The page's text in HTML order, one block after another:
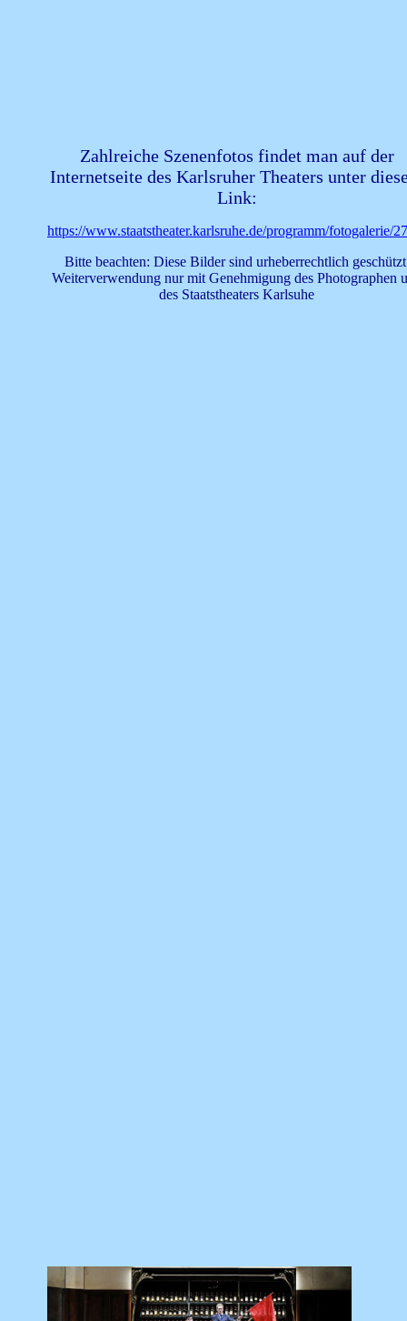
Zahlreiche Szenenfotos findet man auf der
Internetseite des Karlsruher Theaters unter
Link:
https://www.staatstheater.karlsruhe.de/programm/fotogalerie/
Bitte beachten: Diese Bilder sind urheberrechtlich
Weiterverwendung nur mit Genehmigung des Photographen
des Staatstheaters Karlsuhe